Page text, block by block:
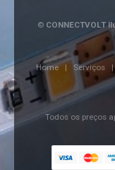
DE
FITA
LED
12V
FITA
LED
230V
LED
ALIMENTAÇÃO
FONTES
ALIMENTAÇÃO
12V
FONTES
ALIMENTAÇÃO
LED
DRIVER
GADGETS
GERADOR
SOLAR
ILUMINAÇÃO
© CONNECTVOLT
Home| Serviços
Todos os preços